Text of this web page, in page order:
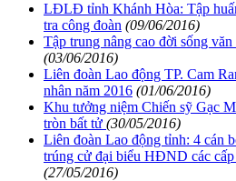
LĐLĐ tỉnh Khánh Hòa: Tập
tra công đoàn (09/06/2016)
Tập trung nâng cao đời sống
(03/06/2016)
Liên đoàn Lao động TP. Cam
nhân năm 2016 (01/06/2016)
Khu tưởng niệm Chiến sỹ Gạc
tròn bất tử (30/05/2016)
Liên đoàn Lao động tỉnh: 4 cán
trúng cử đại biểu HĐND các
(27/05/2016)